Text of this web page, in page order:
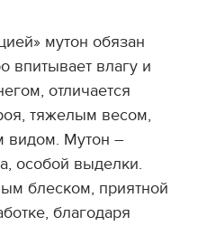
мутон обязан
впитывает влагу и
отличается
тяжелым весом,
видом. Мутон –
особой выделки.
блеском, приятной
благодаря